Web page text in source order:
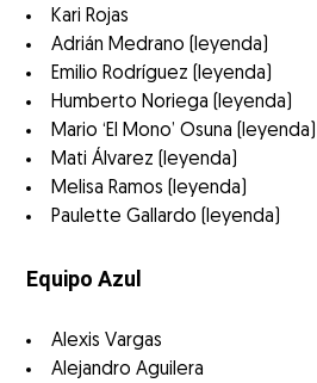
Kari Rojas
Adrián Medrano (leyenda)
Emilio Rodríguez (leyenda)
Humberto Noriega (leyenda)
Mario ‘El Mono’ Osuna (leyenda)
Mati Álvarez (leyenda)
Melisa Ramos (leyenda)
Paulette Gallardo (leyenda)
Equipo Azul
Alexis Vargas
Alejandro Aguilera